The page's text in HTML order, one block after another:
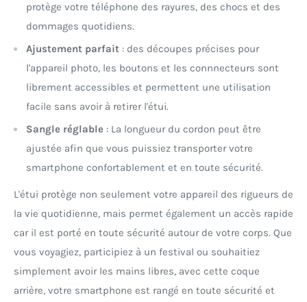
protège votre téléphone des rayures, des chocs et des
dommages quotidiens.
Ajustement parfait : des découpes précises pour
l'appareil photo, les boutons et les connnecteurs sont
librement accessibles et permettent une utilisation
facile sans avoir à retirer l'étui.
Sangle réglable : La longueur du cordon peut être
ajustée afin que vous puissiez transporter votre
smartphone confortablement et en toute sécurité.
L'étui protège non seulement votre appareil des rigueurs de
la vie quotidienne, mais permet également un accès rapide
car il est porté en toute sécurité autour de votre corps. Que
vous voyagiez, participiez à un festival ou souhaitiez
simplement avoir les mains libres, avec cette coque
arrière, votre smartphone est rangé en toute sécurité et